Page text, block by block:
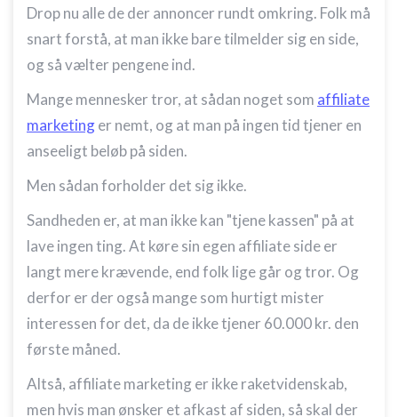
Drop nu alle de der annoncer rundt omkring. Folk må
snart forstå, at man ikke bare tilmelder sig en side,
og så vælter pengene ind.
Mange mennesker tror, at sådan noget som affiliate
marketinger nemt, og at man på ingen tid tjener en
anseeligt beløb på siden.
Men sådan forholder det sig ikke.
Sandheden er, at man ikke kan "tjene kassen" på at
lave ingen ting. At køre sin egen affiliate side er
langt mere krævende, end folk lige går og tror. Og
derfor er der også mange som hurtigt mister
interessen for det, da de ikke tjener 60.000 kr. den
første måned.
Altså, affiliate marketing er ikke raketvidenskab,
men hvis man ønsker et afkast af siden, så skal der